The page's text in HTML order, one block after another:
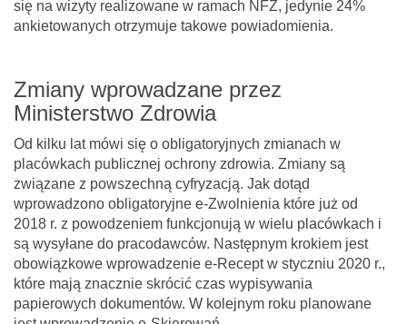
się na wizyty realizowane w ramach NFZ, jedynie 24%
ankietowanych otrzymuje takowe powiadomienia.
Zmiany wprowadzane przez
Ministerstwo Zdrowia
Od kilku lat mówi się o obligatoryjnych zmianach w
placówkach publicznej ochrony zdrowia. Zmiany są
związane z powszechną cyfryzacją. Jak dotąd
wprowadzono obligatoryjne e-Zwolnienia które już od
2018 r. z powodzeniem funkcjonują w wielu placówkach i
są wysyłane do pracodawców. Następnym krokiem jest
obowiązkowe wprowadzenie e-Recept w styczniu 2020 r.,
które mają znacznie skrócić czas wypisywania
papierowych dokumentów. W kolejnym roku planowane